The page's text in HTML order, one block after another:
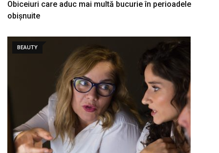
Obiceiuri care aduc mai multă bucurie în perioadele
obișnuite
BEAUTY